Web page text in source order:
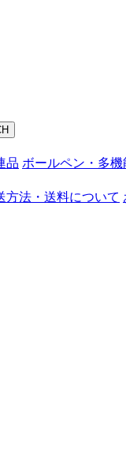
品 ボールペン・多機
方法・送料について